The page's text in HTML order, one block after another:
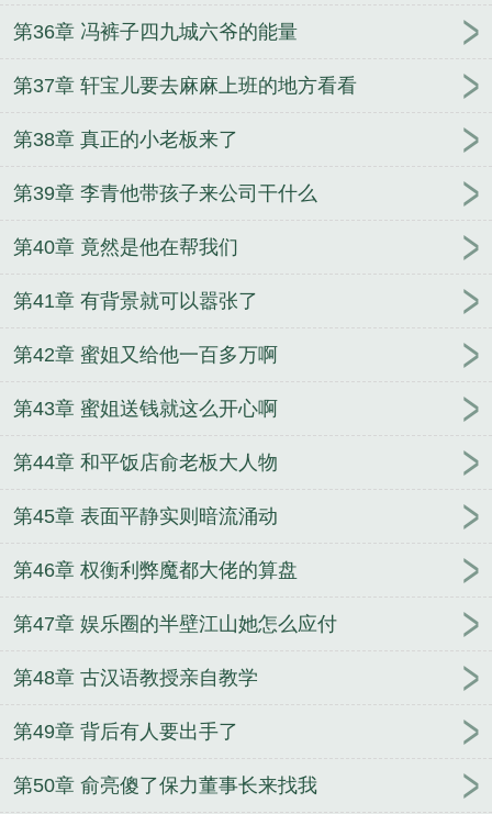
第36章 冯裤子四九城六爷的能量
第37章 轩宝儿要去麻麻上班的地方看看
第38章 真正的小老板来了
第39章 李青他带孩子来公司干什么
第40章 竟然是他在帮我们
第41章 有背景就可以嚣张了
第42章 蜜姐又给他一百多万啊
第43章 蜜姐送钱就这么开心啊
第44章 和平饭店俞老板大人物
第45章 表面平静实则暗流涌动
第46章 权衡利弊魔都大佬的算盘
第47章 娱乐圈的半壁江山她怎么应付
第48章 古汉语教授亲自教学
第49章 背后有人要出手了
第50章 俞亮傻了保力董事长来找我